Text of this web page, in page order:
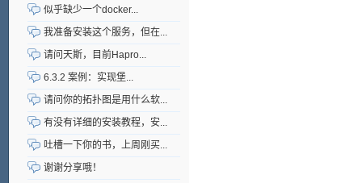
似乎缺少一个docker...
我准备安装这个服务，但在...
请问天斯，目前Hapro...
6.3.2 案例：实现堡...
请问你的拓扑图是用什么软...
有没有详细的安装教程，安...
吐槽一下你的书，上周刚买...
谢谢分享哦！